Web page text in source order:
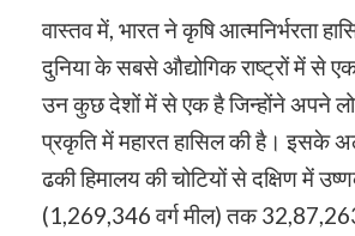
वास्तव में, भारत ने कृषि आत्मनिर्भरता
दुनिया के सबसे औद्योगिक राष्ट्रों में से
उन कुछ देशों में से एक है जिन्होंने अपने
प्रकृति में महारत हासिल की है। इसके
ढकी हिमालय की चोटियों से दक्षिण में
(1,269,346 वर्ग मील) तक 32,87,263